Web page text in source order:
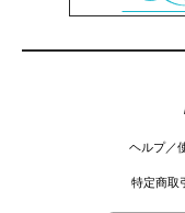
ヘルプ／
特定商取